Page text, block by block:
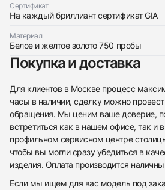
Сертификат
На каждый бриллиант сертификат GIA
Материал
Белое и желтое золото 750 пробы
Покупка и доставка
Для клиентов в Москве процесс
часы в наличии, сделку можно
обращения. Мы ценим ваше доверие,
встретиться как в нашем офисе, так и
профильном сервисном центре
чтобы вы могли сразу убедиться в
изделия. Оплата производится
Если мы ищем для вас модель под
Приложите фото ваших
Отправить